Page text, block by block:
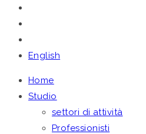
English
Home
Studio
settori di attività
Professionisti